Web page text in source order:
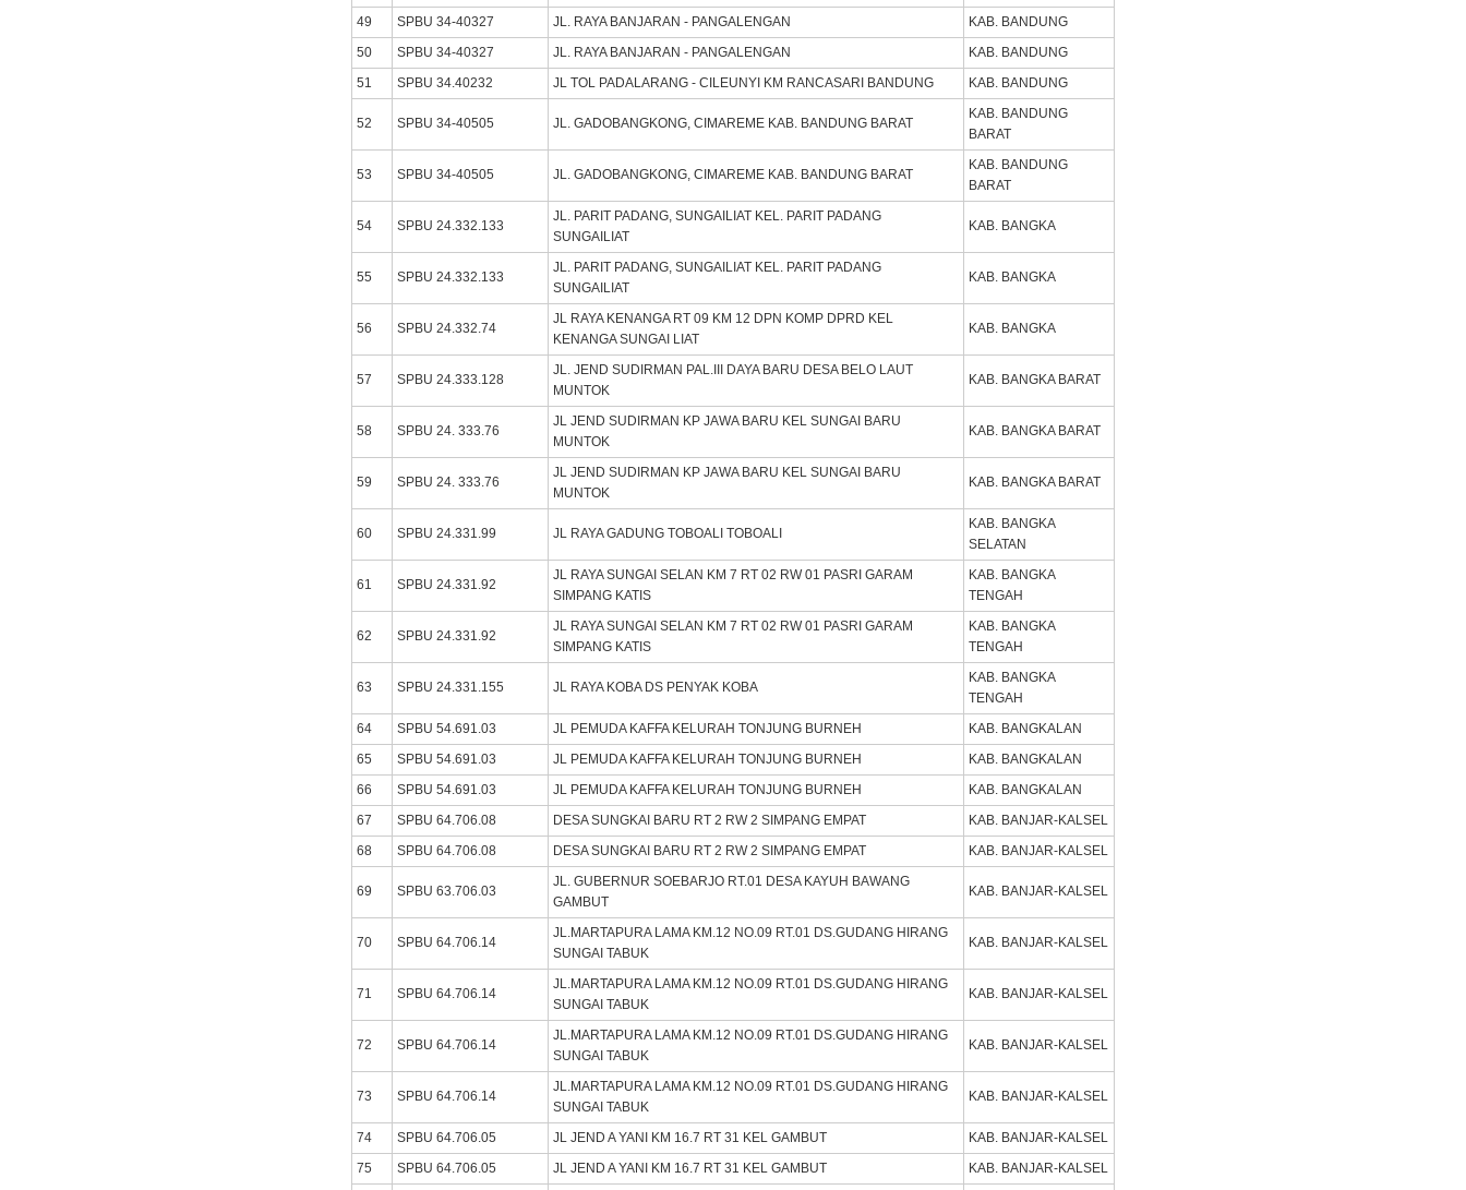
49
SPBU 34-40327 JL. RAYA BANJARAN - PANGALENGAN
KAB. BANDUNG
50
SPBU 34-40327 JL. RAYA BANJARAN - PANGALENGAN
KAB. BANDUNG
51
SPBU 34.40232 JL TOL PADALARANG - CILEUNYI KM RANCASARI BANDUNG KAB. BANDUNG
52 SPBU 34-40505 JL. GADOBANGKONG, CIMAREME KAB. BANDUNG BARAT
KAB. BANDUNG
BARAT
53 SPBU 34-40505 JL. GADOBANGKONG, CIMAREME KAB. BANDUNG BARAT
KAB. BANDUNG
BARAT
54 SPBU 24.332.133
JL. PARIT PADANG, SUNGAILIAT KEL. PARIT PADANG
SUNGAILIAT
KAB. BANGKA
55 SPBU 24.332.133
JL. PARIT PADANG, SUNGAILIAT KEL. PARIT PADANG
SUNGAILIAT
KAB. BANGKA
56 SPBU 24.332.74
JL RAYA KENANGA RT 09 KM 12 DPN KOMP DPRD KEL
KENANGA SUNGAI LIAT
KAB. BANGKA
57 SPBU 24.333.128
JL. JEND SUDIRMAN PAL.III DAYA BARU DESA BELO LAUT
MUNTOK
KAB. BANGKA BARAT
58 SPBU 24. 333.76
JL JEND SUDIRMAN KP JAWA BARU KEL SUNGAI BARU
MUNTOK
KAB. BANGKA BARAT
59 SPBU 24. 333.76
JL JEND SUDIRMAN KP JAWA BARU KEL SUNGAI BARU
MUNTOK
KAB. BANGKA BARAT
60 SPBU 24.331.99 JL RAYA GADUNG TOBOALI TOBOALI
KAB. BANGKA
SELATAN
61 SPBU 24.331.92
JL RAYA SUNGAI SELAN KM 7 RT 02 RW 01 PASRI GARAM
SIMPANG KATIS
KAB. BANGKA
TENGAH
62 SPBU 24.331.92
JL RAYA SUNGAI SELAN KM 7 RT 02 RW 01 PASRI GARAM
SIMPANG KATIS
KAB. BANGKA
TENGAH
63 SPBU 24.331.155 JL RAYA KOBA DS PENYAK KOBA
KAB. BANGKA
TENGAH
64
SPBU 54.691.03 JL PEMUDA KAFFA KELURAH TONJUNG BURNEH
KAB. BANGKALAN
65
SPBU 54.691.03 JL PEMUDA KAFFA KELURAH TONJUNG BURNEH
KAB. BANGKALAN
66
SPBU 54.691.03 JL PEMUDA KAFFA KELURAH TONJUNG BURNEH
KAB. BANGKALAN
67
SPBU 64.706.08 DESA SUNGKAI BARU RT 2 RW 2 SIMPANG EMPAT
KAB. BANJAR-KALSEL
68
SPBU 64.706.08 DESA SUNGKAI BARU RT 2 RW 2 SIMPANG EMPAT KAB. BANJAR-KALSEL
69 SPBU 63.706.03
JL. GUBERNUR SOEBARJO RT.01 DESA KAYUH BAWANG
GAMBUT
KAB. BANJAR-KALSEL
70 SPBU 64.706.14
JL.MARTAPURA LAMA KM.12 NO.09 RT.01 DS.GUDANG HIRANG
SUNGAI TABUK
KAB. BANJAR-KALSEL
71 SPBU 64.706.14
JL.MARTAPURA LAMA KM.12 NO.09 RT.01 DS.GUDANG HIRANG
SUNGAI TABUK
KAB. BANJAR-KALSEL
72 SPBU 64.706.14
JL.MARTAPURA LAMA KM.12 NO.09 RT.01 DS.GUDANG HIRANG
SUNGAI TABUK
KAB. BANJAR-KALSEL
73 SPBU 64.706.14
JL.MARTAPURA LAMA KM.12 NO.09 RT.01 DS.GUDANG HIRANG
SUNGAI TABUK
KAB. BANJAR-KALSEL
74 SPBU 64.706.05 JL JEND A YANI KM 16.7 RT 31 KEL GAMBUT
KAB. BANJAR-KALSEL
75
SPBU 64.706.05 JL JEND A YANI KM 16.7 RT 31 KEL GAMBUT
KAB. BANJAR-KALSEL